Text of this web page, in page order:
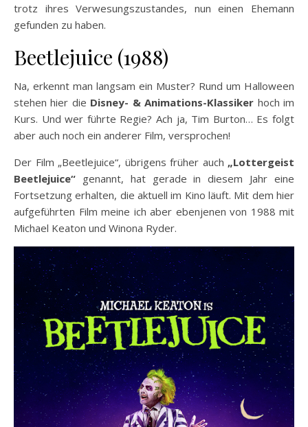
trotz ihres Verwesungszustandes, nun einen Ehemann
gefunden zu haben.
Beetlejuice (1988)
Na, erkennt man langsam ein Muster? Rund um Halloween
stehen hier die Disney- & Animations-Klassiker hoch im
Kurs. Und wer führte Regie? Ach ja, Tim Burton… Es folgt
aber auch noch ein anderer Film, versprochen!
Der Film „Beetlejuice“, übrigens früher auch „Lottergeist
Beetlejuice“ genannt, hat gerade in diesem Jahr eine
Fortsetzung erhalten, die aktuell im Kino läuft. Mit dem hier
aufgeführten Film meine ich aber ebenjenen von 1988 mit
Michael Keaton und Winona Ryder.